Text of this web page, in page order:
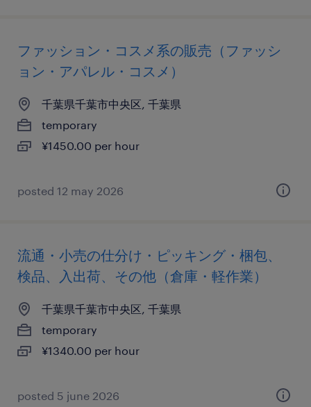
ファッション・コスメ系の販売（ファッシ
ョン・アパレル・コスメ）
千葉県千葉市中央区, 千葉県
temporary
¥1450.00 per hour
posted 12 may 2026
流通・小売の仕分け・ピッキング・梱包、
検品、入出荷、その他（倉庫・軽作業）
千葉県千葉市中央区, 千葉県
temporary
¥1340.00 per hour
posted 5 june 2026